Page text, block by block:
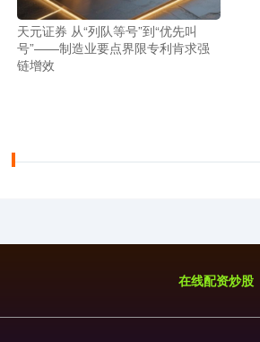
天元证券 从“列队等号”到“优先叫
号”——制造业要点界限专利肯求强
链增效
在线配资炒股